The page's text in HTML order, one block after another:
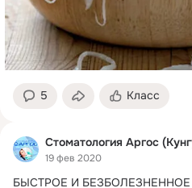
5 Класс
Стоматология Аргос
19 фев 2020
БЫСТРОЕ И